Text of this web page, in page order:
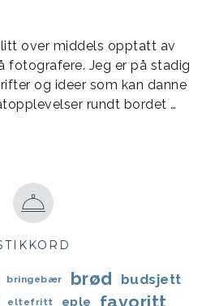
litt over middels opptatt av
fotografere. Jeg er på stadig
og ideer som kan danne
rundt bordet …
bringebær brød budsjett
eltefritt eple favoritt